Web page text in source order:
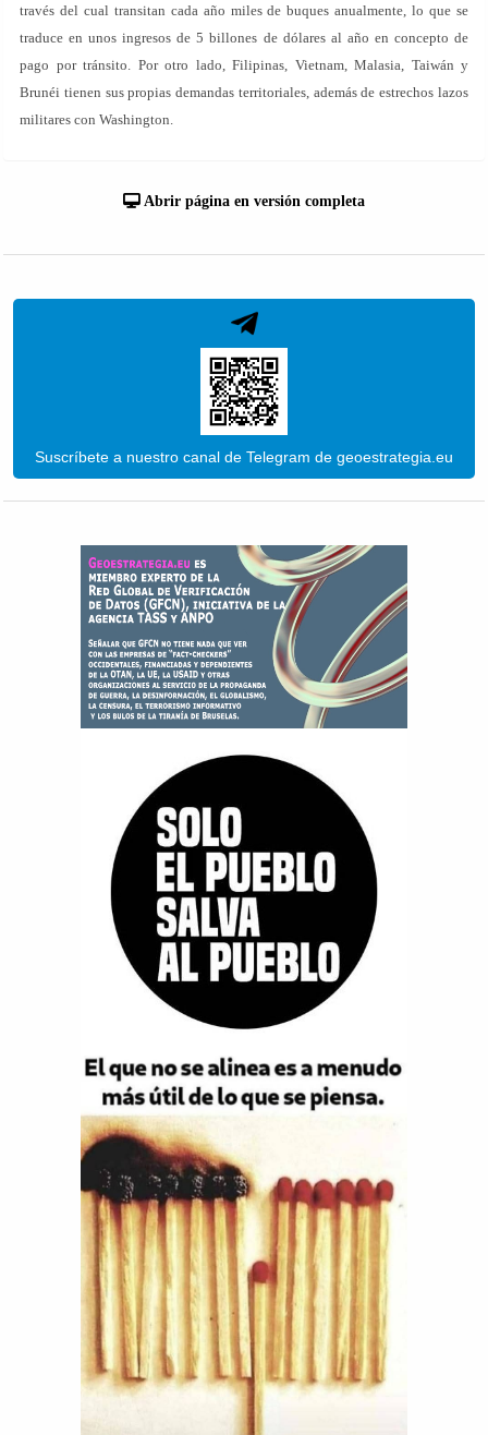
través del cual transitan cada año miles de buques anualmente, lo que se
traduce en unos ingresos de 5 billones de dólares al año en concepto de
pago por tránsito. Por otro lado, Filipinas, Vietnam, Malasia, Taiwán y
Brunéi tienen sus propias demandas territoriales, además de estrechos lazos
militares con Washington.
Abrir página en versión completa
Suscríbete a nuestro canal de Telegram de geoestrategia.eu